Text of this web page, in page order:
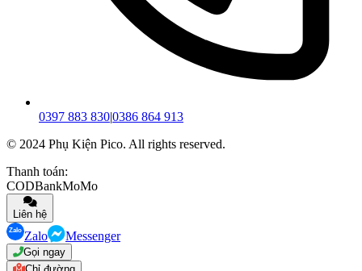
0397 883 830|0386 864 913
© 2024 Phụ Kiện Pico. All rights reserved.
Thanh toán:
CODBankMoMo
Liên hệ
Zalo Messenger
Gọi ngay